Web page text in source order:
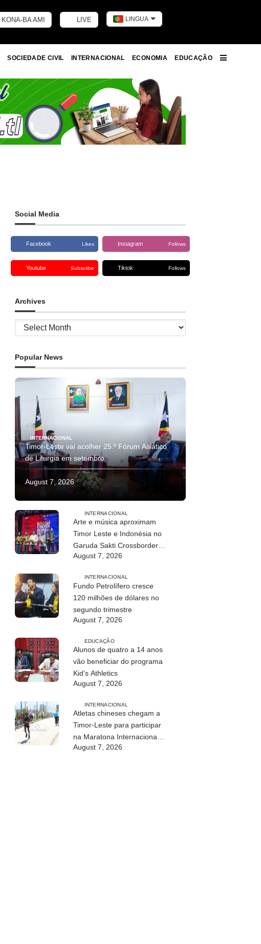
KONA-BA AMI LIVE LINGUA
SOCIEDADE CIVIL INTERNACIONAL ECONOMIA
EDUCAÇÃO
Social Media
Facebook Likes Instagram Follows
Youtube Subscribe Tiktok Follows
Archives
Archives
Popular News
INTERNACIONAL
Timor-Leste vai acolher 25.º Fórum Asiático
de Liturgia em setembro
August 7, 2026
INTERNACIONAL
Arte e música aproximam
Timor Leste e Indonésia no
Garuda Sakti Crossborder
Fest 2026
August 7, 2026
INTERNACIONAL
Fundo Petrolífero cresce
120 milhões de dólares no
segundo trimestre
August 7, 2026
EDUCAÇÃO
Alunos de quatro a 14 anos
vão beneficiar do programa
Kid’s Athletics
August 7, 2026
INTERNACIONAL
Atletas chineses chegam a
Timor-Leste para participar
na Maratona Internacional
de Díli 2026
August 7, 2026